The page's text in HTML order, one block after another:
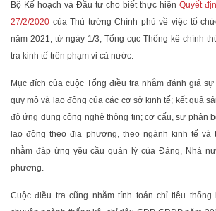
Bộ Kế hoạch và Đầu tư cho biết thực hiện Quyết
27/2/2020 của Thủ tướng Chính phủ về việc tổ
năm 2021, từ ngày 1/3, Tổng cục Thống kê chính
tra kinh tế trên phạm vi cả nước.
Mục đích của cuộc Tổng điều tra nhằm đánh giá
quy mô và lao động của các cơ sở kinh tế; kết quả
độ ứng dụng công nghệ thông tin; cơ cấu, sự phân
lao động theo địa phương, theo ngành kinh tế và
nhằm đáp ứng yêu cầu quản lý của Đảng, Nhà
phương.
Cuộc điều tra cũng nhằm tính toán chỉ tiêu